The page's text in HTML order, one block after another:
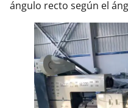
ángulo recto según el